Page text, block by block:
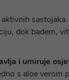
dok badem,
i umiruje
s aloe verom